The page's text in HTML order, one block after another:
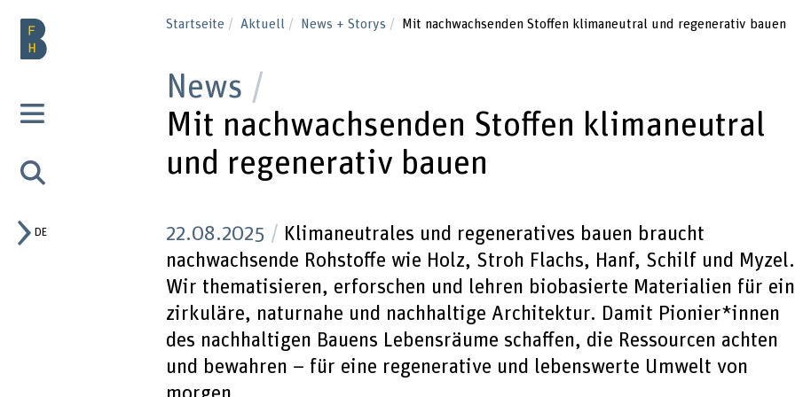
DE
Startseite Aktuell News + Storys Mit nachwachsenden Stoffen klimaneutral und regenerativ bauen
News
Mit nachwachsenden Stoffen klimaneutral
und regenerativ bauen
22.08.2025
Klimaneutrales und regeneratives bauen braucht
nachwachsende Rohstoffe wie Holz, Stroh Flachs, Hanf, Schilf und Myzel.
Wir thematisieren, erforschen und lehren biobasierte Materialien für
zirkuläre, naturnahe und nachhaltige Architektur. Damit Pionier*innen
des nachhaltigen Bauens Lebensräume schaffen, die Ressourcen achten
und bewahren – für eine regenerative und lebenswerte Umwelt von